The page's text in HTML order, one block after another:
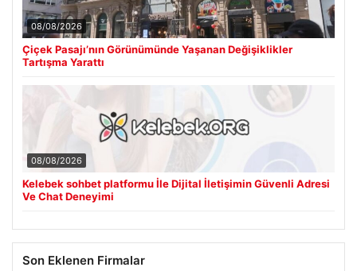
08/08/2026
Çiçek Pasajı’nın Görünümünde Yaşanan Değişiklikler
Tartışma Yarattı
08/08/2026
Kelebek sohbet platformu İle Dijital İletişimin Güvenli Adresi
Ve Chat Deneyimi
Son Eklenen Firmalar